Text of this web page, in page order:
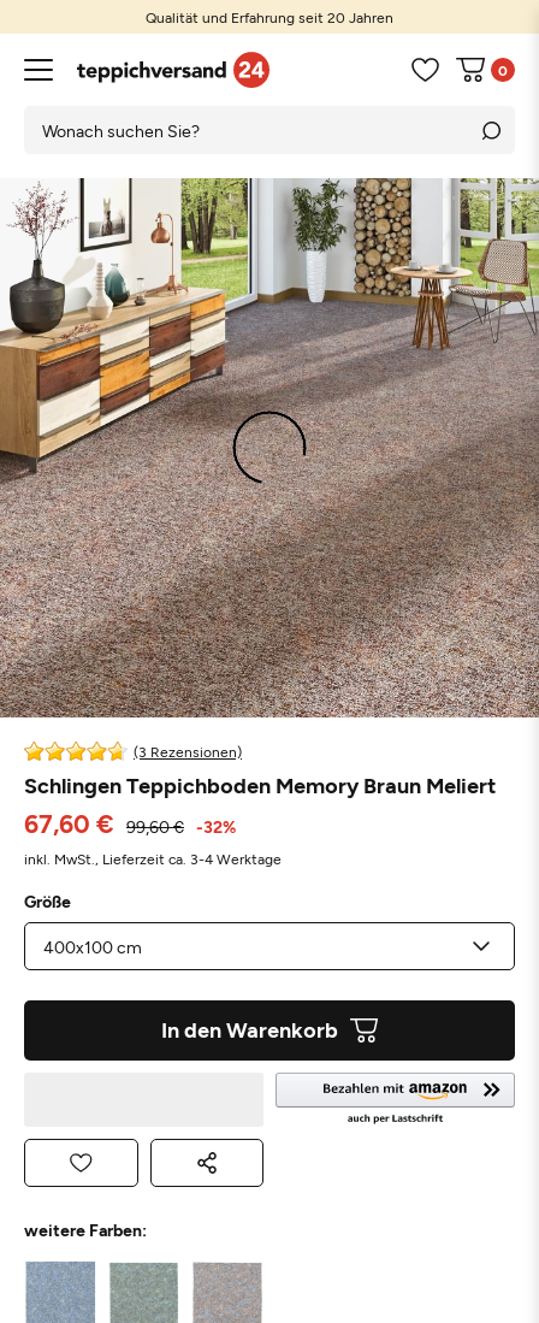
Qualität und Erfahrung seit 20 Jahren
0
(3 Rezensionen)
Schlingen Teppichboden Memory Braun Meliert
67,60 € 99,60 € -32%
inkl. MwSt., Lieferzeit ca. 3-4 Werktage
Größe
In den Warenkorb
weitere Farben: